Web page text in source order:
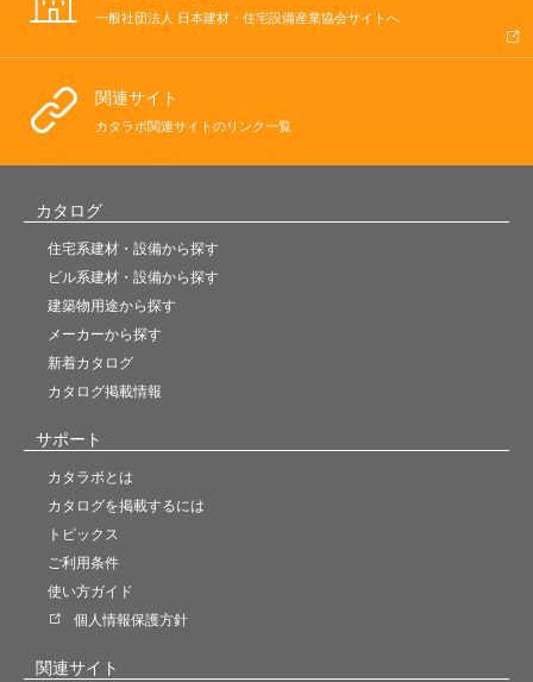
一般社団法人 日本建材・住宅設備産業協会サイトへ
関連サイト
カタラボ関連サイトのリンク一覧
カタログ
住宅系建材・設備から探す
ビル系建材・設備から探す
建築物用途から探す
メーカーから探す
新着カタログ
カタログ掲載情報
サポート
カタラボとは
カタログを掲載するには
トピックス
ご利用条件
使い方ガイド
個人情報保護方針
関連サイト